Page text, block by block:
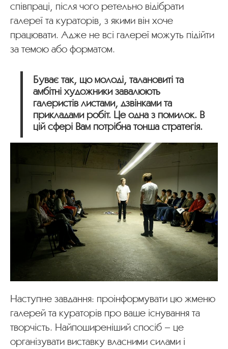
співпраці, після чого ретельно відібрати
галереї та кураторів, з якими він хоче
працювати. Адже не всі галереї можуть підійти
за темою або форматом.
Буває так, що молоді, талановиті та
амбітні художники завалюють
галеристів листами, дзвінками та
прикладами робіт. Це одна з помилок. В
цій сфері Вам потрібна тонша стратегія.
Наступне завдання: проінформувати цю жменю
галерей та кураторів про ваше існування та
творчість. Найпоширеніший спосіб – це
організувати виставку власними силами і